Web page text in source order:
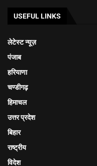
USEFUL LINKS
लेटेस्ट न्यूज़
पंजाब
हरियाणा
चण्डीगढ़
हिमाचल
उत्तर प्रदेश
बिहार
राष्ट्रीय
विदेश